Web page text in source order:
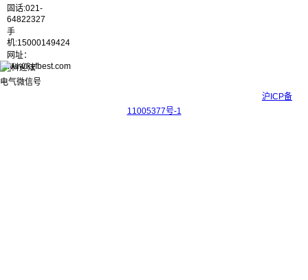
固话:021-
64822327
手
机:15000149424
网址：
www.kyfbest.com
沪ICP备
11005377号-1